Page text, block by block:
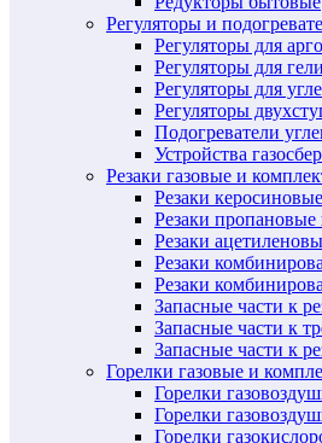
Регуляторы и
Регуляторы для
Регуляторы для
Регуляторы для
Регуляторы
Подогреватели
Устройства
Резаки газовые и
Резаки керосиновые
Резаки
Резаки
Резаки
Резаки
Запасные части к
Запасные части к
Запасные части к
Горелки газовые и
Горелки
Горелки
Горелки